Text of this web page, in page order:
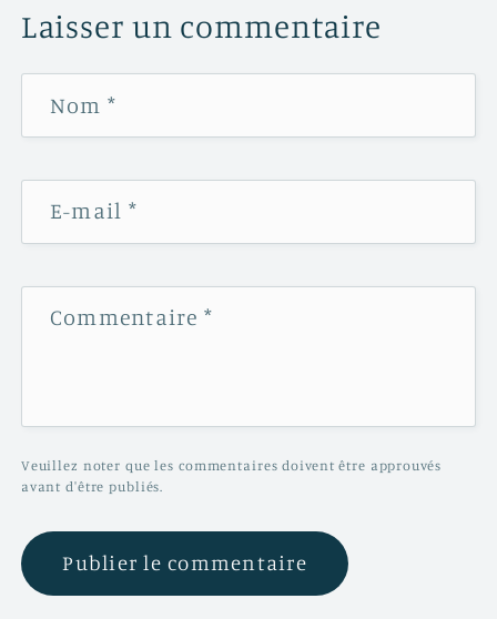
Laisser un commentaire
Nom *
E-mail *
Commentaire *
Veuillez noter que les commentaires doivent être approuvés
avant d'être publiés.